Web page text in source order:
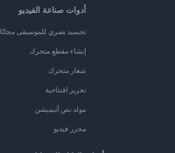
أدوات صناعة الفيديو
تجسيد بصري للموسيقى مجانًا
إنشاء مقطع متحرك
شعار متحرك
تحرير افتتاحية
مولد نص أنيميشن
محرر فيديو